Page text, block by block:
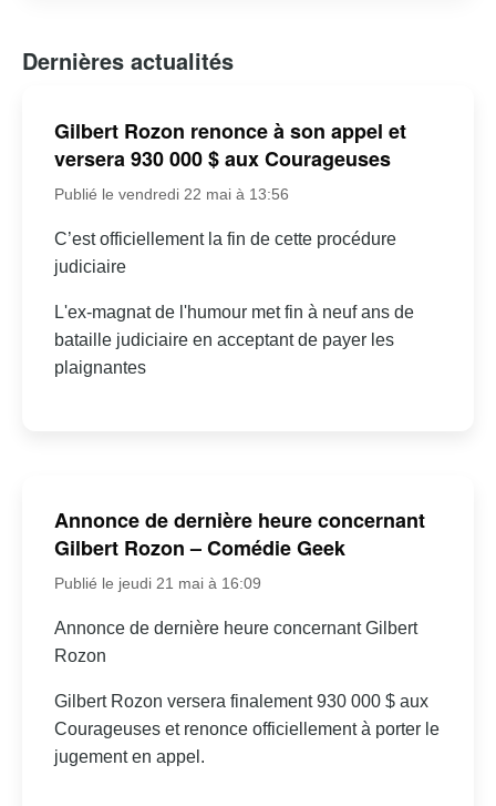
Dernières actualités
Gilbert Rozon renonce à son appel et
versera 930 000 $ aux Courageuses
Publié le vendredi 22 mai à 13:56
C’est officiellement la fin de cette procédure
judiciaire
L'ex-magnat de l'humour met fin à neuf ans de
bataille judiciaire en acceptant de payer les
plaignantes
Annonce de dernière heure concernant
Gilbert Rozon – Comédie Geek
Publié le jeudi 21 mai à 16:09
Annonce de dernière heure concernant Gilbert
Rozon
Gilbert Rozon versera finalement 930 000 $ aux
Courageuses et renonce officiellement à porter le
jugement en appel.